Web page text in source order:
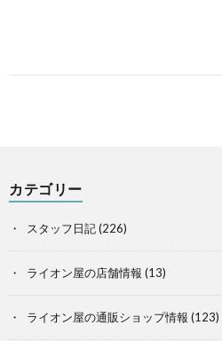
カテゴリー
スタッフ日記(226)
ライオン屋の店舗情報 (13)
ライオン屋の通販ショップ情報 (123)